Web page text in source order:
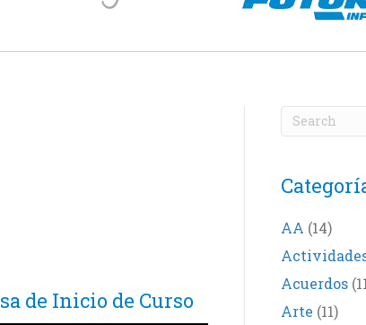
de Inicio de Curso
AA (14)
Acuerdos
Arte (11)